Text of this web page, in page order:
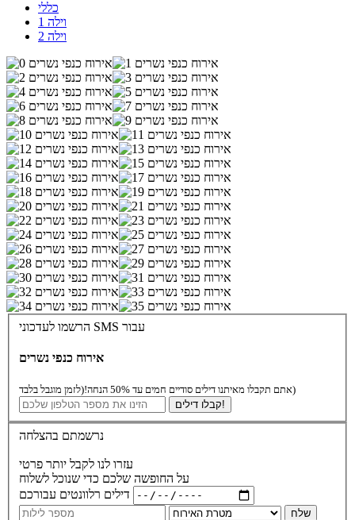
כללי
וילה 1
וילה 2
הרשמו לעדכוני SMS עבור
אירוח כנפי נשרים
אתם תקבלו מאיתנו דילים סודיים חמים עד 50% הנחה!(לזמן מוגבל בלבד)
קבלו דילים!
נרשמתם בהצלחה
עזרו לנו לקבל יותר פרטי
על החופשה שלכם כדי שנוכל לשלוח
שלח